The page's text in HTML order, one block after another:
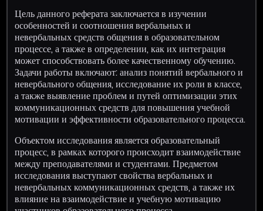
Цель данного реферата заключается в изучении
особенностей и соотношения вербальных и
невербальных средств общения в образовательном
процессе, а также в определении, как их интеграция
может способствовать более качественному обучению.
Задачи работы включают: анализ понятий вербального и
невербального общения, исследование их роли в классе,
а также выявление проблем и путей оптимизации этих
коммуникационных средств для повышения учебной
мотивации и эффективности образовательного процесса.
Объектом исследования является образовательный
процесс, в рамках которого происходит взаимодействие
между преподавателями и студентами. Предметом
исследования выступают свойства вербальных и
невербальных коммуникационных средств, а также их
влияние на взаимодействие и учебную мотивацию